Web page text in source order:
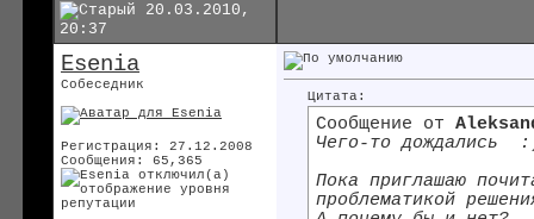
20.03.2010,
20:37
Esenia
Собеседник
Регистрация: 27.12.2008
Сообщения: 65,365
Цитата:
Сообщение от
Чего-то дождались
Пока приглашаю
проблематикой